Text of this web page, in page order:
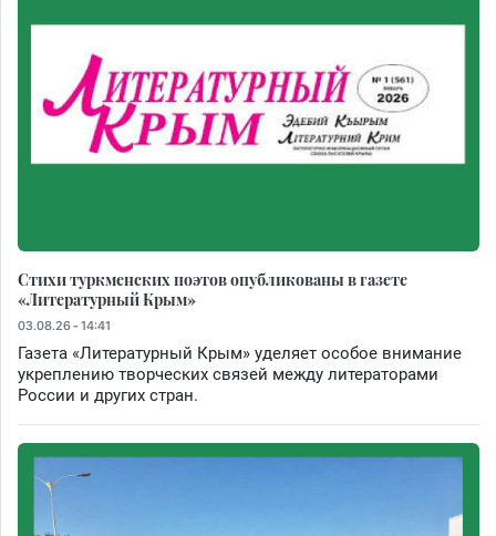
Стихи туркменских поэтов опубликованы в газете
«Литературный Крым»
03.08.26 - 14:41
Газета «Литературный Крым» уделяет особое внимание
укреплению творческих связей между литераторами
России и других стран.